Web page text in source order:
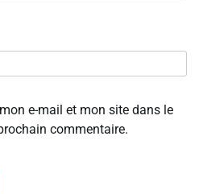
e-mail et mon site dans le
commentaire.